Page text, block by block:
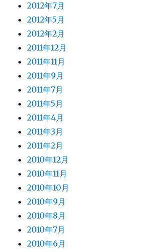
2012年7月
2012年5月
2012年2月
2011年12月
2011年11月
2011年9月
2011年7月
2011年5月
2011年4月
2011年3月
2011年2月
2010年12月
2010年11月
2010年10月
2010年9月
2010年8月
2010年7月
2010年6月